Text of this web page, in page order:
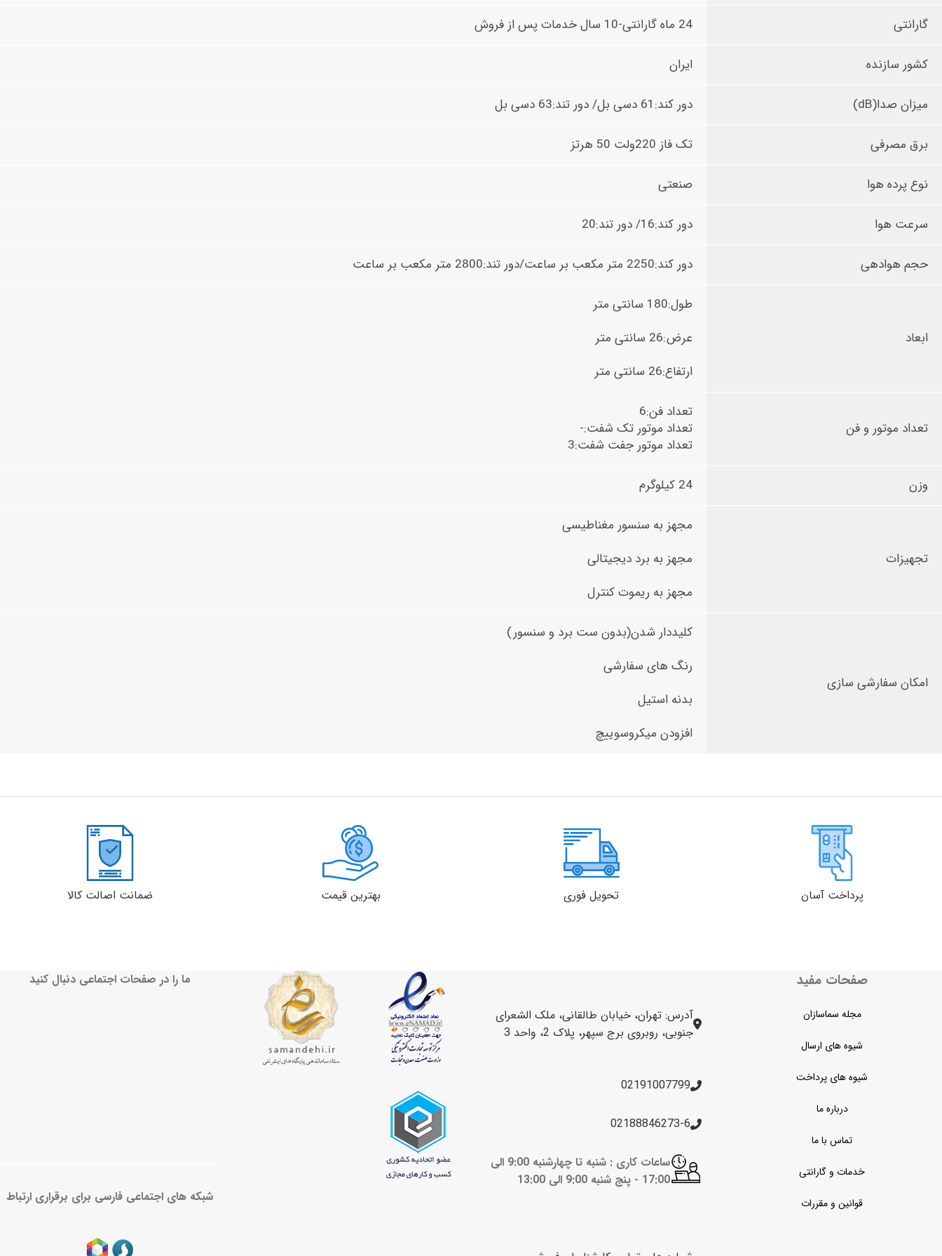
گارانتی 24 ماه گارانتی-10 سال خدمات پس از فروش
کشور سازنده ایران
میزان صدا(dB) دور کند:61 دسی بل/ دور تند:63 دسی بل
برق مصرفی تک فاز 220ولت 50 هرتز
نوع پرده هوا صنعتی
سرعت هوا دور کند:16/ دور تند:20
حجم هوادهی دور کند:2250 متر مکعب بر ساعت/دور تند:2800 متر مکعب بر ساعت
ابعاد
طول:180 سانتی متر
عرض:26 سانتی متر
ارتفاع:26 سانتی متر
تعداد موتور و فن
تعداد فن:6
تعداد موتور تک شفت:-
تعداد موتور جفت شفت:3
وزن 24 کیلوگرم
تجهیزات
مجهز به سنسور مغناطیسی
مجهز به برد دیجیتالی
مجهز به ریموت کنترل
امکان سفارشی سازی
کلیددار شدن(بدون ست برد و سنسور)
رنگ های سفارشی
بدنه استیل
افزودن میکروسوییچ
ضمانت اصالت کالا بهترین قیمت تحویل فوری پرداخت آسان
صفحات مفید
مجله سماسازان
شیوه های ارسال
شیوه های پرداخت
درباره ما
تماس با ما
خدمات و گارانتی
قوانین و مقررات
آدرس: تهران، خیابان طالقانی، ملک الشعرای
جنوبی، روبروی برج سپهر، پلاک 2، واحد 3
02191007799
02188846273-6
ساعات کاری : شنبه تا چهارشنبه 9:00 الی
17:00 -
پنج شنبه 9:00 الی 13:00
ما را در صفحات اجتماعی دنبال کنید
شبکه های اجتماعی فارسی برای برقراری ارتباط